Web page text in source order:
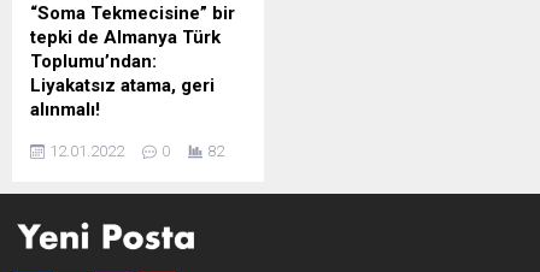
“Soma Tekmecisine” bir
tepki de Almanya Türk
Toplumu’ndan:
Liyakatsız atama, geri
alınmalı!
öldüğü Soma faciasının
dönemin Başbakanı Recep
12.01.2022 0 82